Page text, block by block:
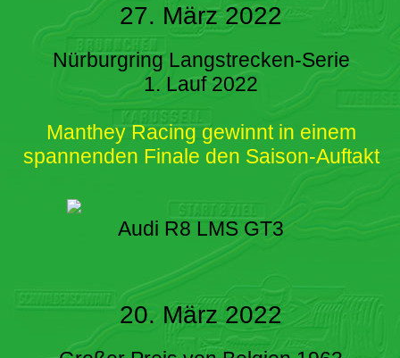
27. März 2022
Nürburgring Langstrecken-Serie
1. Lauf 2022
Manthey Racing gewinnt in einem
spannenden Finale den Saison-Auftakt
Audi R8 LMS GT3
20. März 2022